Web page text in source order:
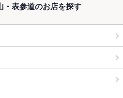
・表参道のお店を探す